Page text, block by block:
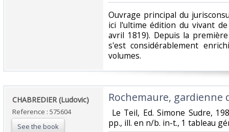
‎Ouvrage principal du
ici l'ultime édition du vivant
avril 1819). Depuis la
s'est considérablement
volumes. ‎
‎CHABREDIER (Ludovic)‎
Reference : 575604
See the book
‎Rochemaure, gardienne
Le Teil, Ed. Simone Sudre,
pp., ill. en n/b. in-t., 1 tableau